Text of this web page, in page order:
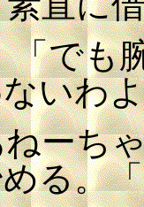
「でも
いわ
ーち
る。